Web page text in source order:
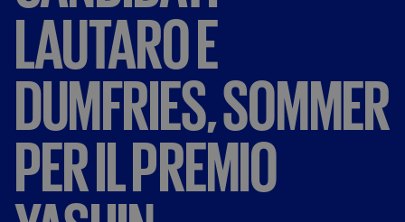
LAUTAROE
DUMFRIES, SOMMER
PERIL PREMIO